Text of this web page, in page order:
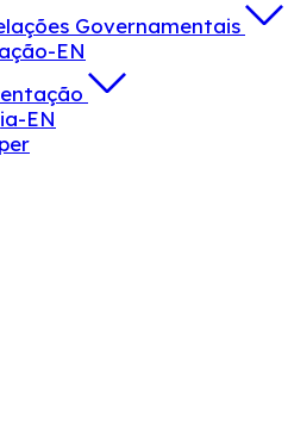
Governamentais
EN
EN